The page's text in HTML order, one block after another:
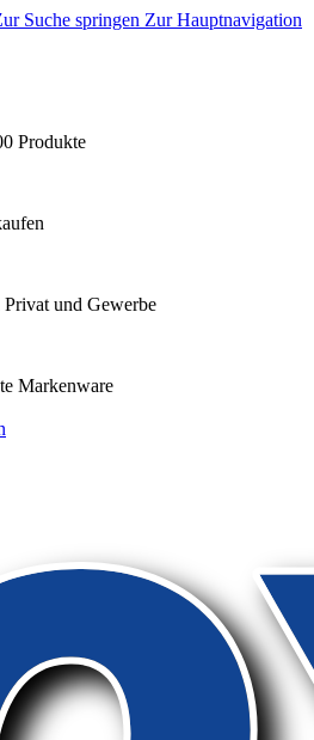
Suche springen Zur Hauptnavigation
Produkte
Privat und Gewerbe
Markenware